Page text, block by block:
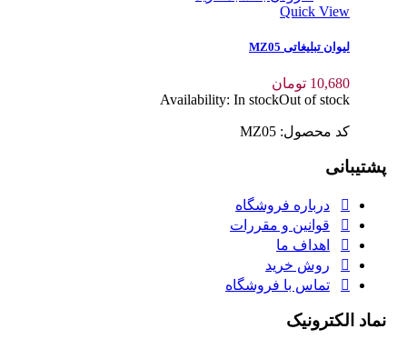
Quick View
لیوان تبلیغاتی MZ05
10,680 تومان
Availability:In stockOut of stock
کد محصول: MZ05
پشتیبانی
درباره فروشگاه
قوانین و مقررات
اهداف ما
روش خرید
تماس با فروشگاه
نماد الکترونیک